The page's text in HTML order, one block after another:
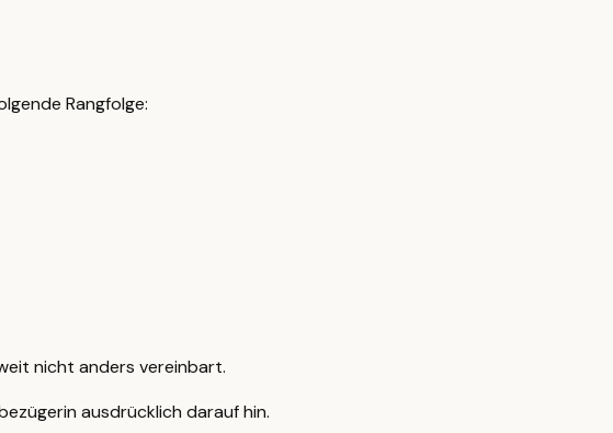
Rangfolge:
nicht anders vereinbart.
ausdrücklich darauf hin.